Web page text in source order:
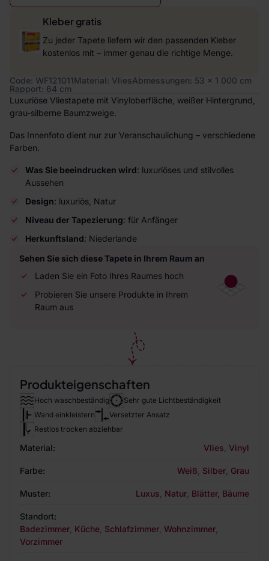
Kleber gratis
Zu jeder Tapete liefern wir den passenden Kleber
kostenlos mit – immer genau die richtige Menge.
Code: WF121011Material: VliesAbmessungen: 53 x 1 000 cm
Rapport: 64 cm
Luxuriöse Vliestapete mit Vinyloberfläche, weißer Hintergrund,
grau-silberne Baumzweige.
Das Innenfoto dient nur zur Veranschaulichung – verschiedene
Farben.
Was Sie beeindrucken wird: luxuriöses und stilvolles
Aussehen
Design: luxuriös, Natur
Niveau der Tapezierung: für Anfänger
Herkunftsland: Niederlande
Sehen Sie sich diese Tapete in Ihrem Raum an
Laden Sie ein Foto Ihres Raumes hoch
Probieren Sie unsere Produkte in Ihrem
Raum aus
Produkteigenschaften
Hoch waschbeständig
Sehr gute Lichtbeständigkeit
Wand einkleistern
Versetzter Ansatz
Restlos trocken abziehbar
Material: Vlies Vinyl
Farbe: Weiß Silber Grau
Muster: Luxus Natur Blätter, Bäume
Standort:
Badezimmer Küche Schlafzimmer Wohnzimmer
Vorzimmer